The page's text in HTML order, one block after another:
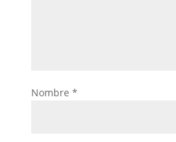
Nombre *